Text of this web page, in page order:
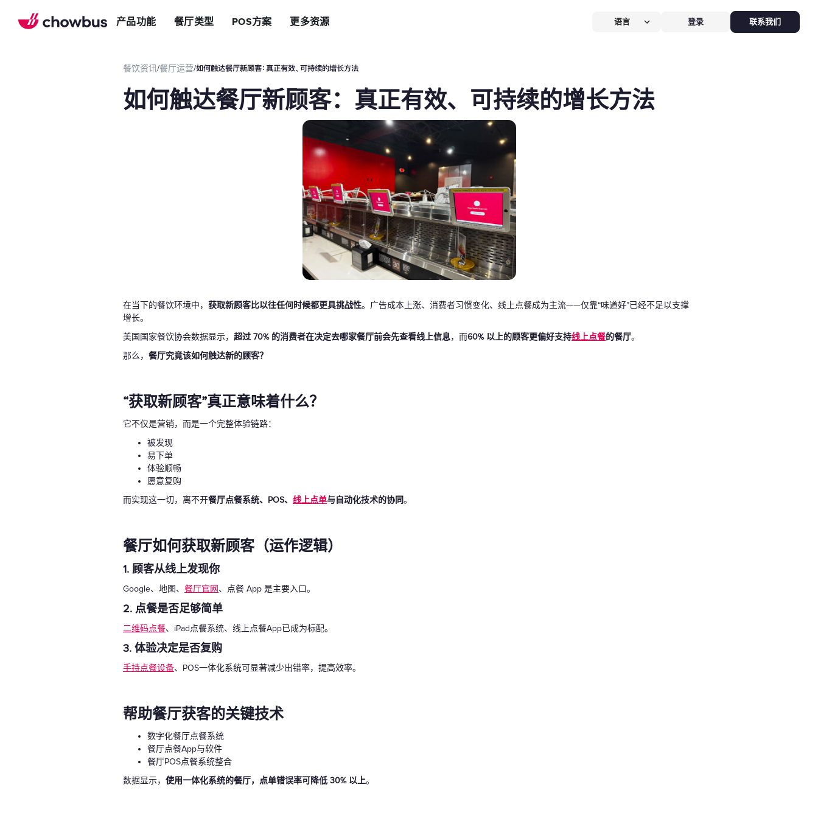
产品功能
POS系统
等位系统
Chowbus Go商家App
自助点餐机
手持POS
平板点餐
扫码点餐
取餐叫号屏
厨房显示系统
增加客流方案
会员系统
短信营销
促销引擎
AI 社媒营销
AI 创意素材
AI 评价洞察
三方整合方案
外卖平台整合
解锁更多资金
资金周转
AI POS硬件全免，价值$826
新客换机零成本，AI POS+接单设备
餐厅类型
面包店增加收入
切换到Chowbus
POS方案 更多资源
长期推荐，轻松赚钱
语言 登录 联系我们
餐饮资讯/餐厅运营/如何触达餐厅新顾客：真正有效、可持续的增长方法
如何触达餐厅新顾客：真正有效、可持续的增长方法
在当下的餐饮环境中， 获取新顾客比以往任何时候都更具挑战性。广告成本上涨、消费者习惯变化、线上点餐成为主流——仅靠“味道好”已经不足以支撑
增长。
美国国家餐饮协会数据显示， 超过 70% 的消费者在决定去哪家餐厅前会先查看线上信息，而60% 以上的顾客更偏好支持线上点餐的餐厅。
那么， 餐厅究竟该如何触达新的顾客？
“获取新顾客”真正意味着什么？
它不仅是营销，而是一个完整体验链路：
被发现
易下单
体验顺畅
愿意复购
而实现这一切，离不开餐厅点餐系统、POS、 线上点单与自动化技术的协同。
餐厅如何获取新顾客（运作逻辑）
1. 顾客从线上发现你
Google、地图、 餐厅官网、点餐 App 是主要入口。
2. 点餐是否足够简单
二维码点餐、iPad点餐系统、线上点餐App已成为标配。
3. 体验决定是否复购
手持点餐设备、POS一体化系统可显著减少出错率，提高效率。
帮助餐厅获客的关键技术
数字化餐厅点餐系统
餐厅点餐App与软件
餐厅POS点餐系统整合
数据显示， 使用一体化系统的餐厅，点单错误率可降低 30% 以上。